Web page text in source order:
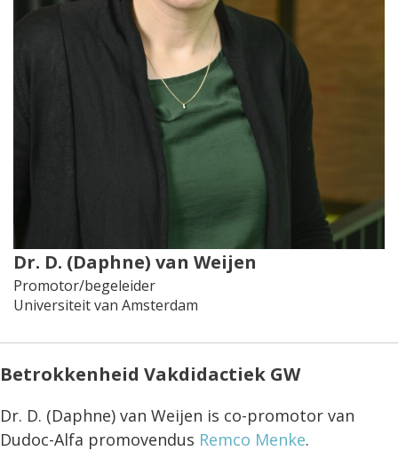
Dr. D. (Daphne) van Weijen
Promotor/begeleider
Universiteit van Amsterdam
Betrokkenheid Vakdidactiek GW
Dr. D. (Daphne) van Weijen is co-promotor van
Dudoc-Alfa promovendus Remco Menke.